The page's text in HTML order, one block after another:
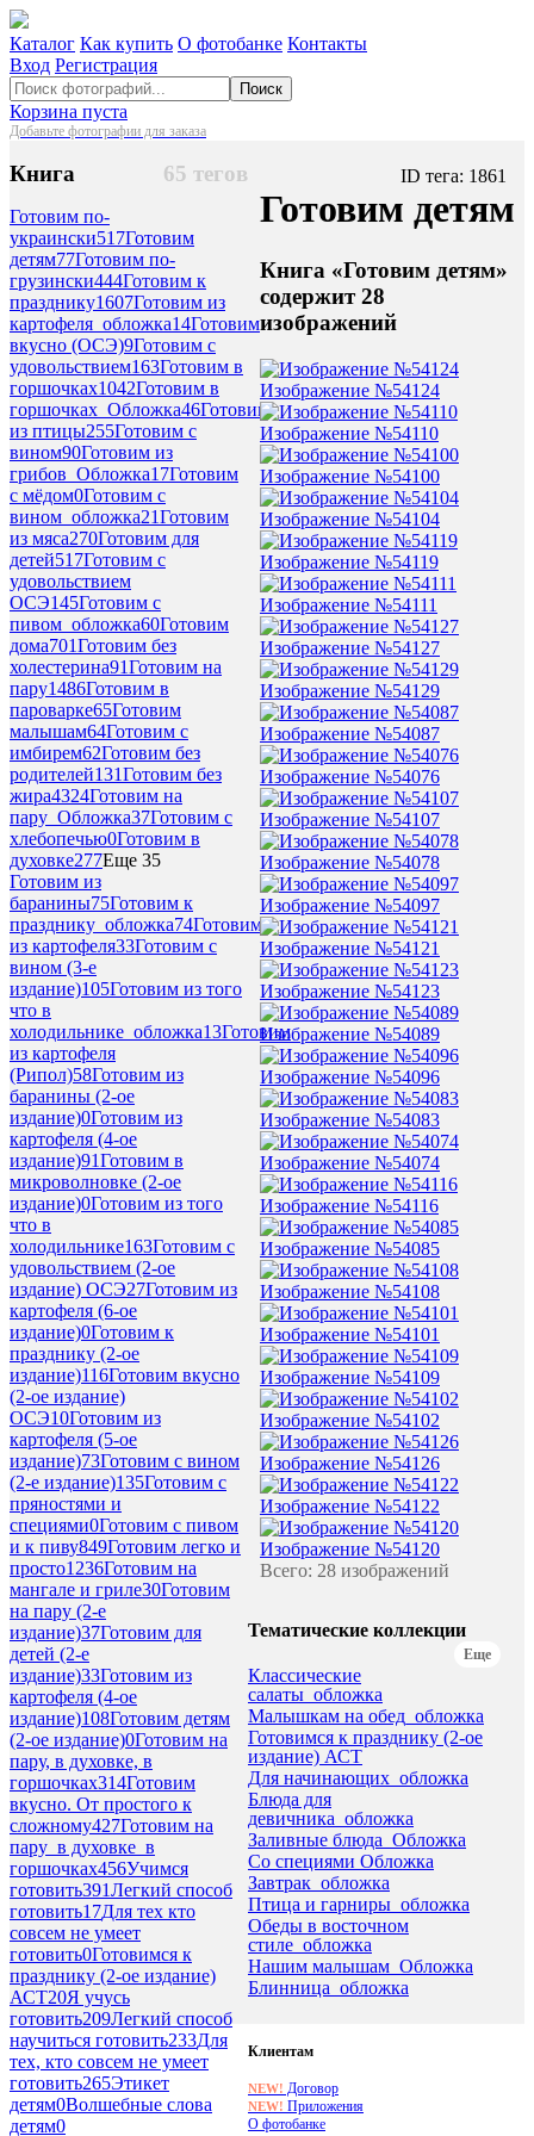
Каталог Как купить О фотобанке Контакты
Вход Регистрация
Поиск
Корзина пуста
Добавьте фотографии для заказа
65 тегов
Книга
Готовим по-
украински517Готовим
детям77Готовим по-
грузински444Готовим к
празднику1607Готовим из
картофеля_обложка14Готовим
вкусно (ОСЭ)9Готовим с
удовольствием163Готовим в
горшочках1042Готовим в
горшочках_Обложка46Готовим
из птицы255Готовим с
вином90Готовим из
грибов_Обложка17Готовим
с мёдом0Готовим с
вином_обложка21Готовим
из мяса270Готовим для
детей517Готовим с
удовольствием
ОСЭ145Готовим с
пивом_обложка60Готовим
дома701Готовим без
холестерина91Готовим на
пару1486Готовим в
пароварке65Готовим
малышам64Готовим с
имбирем62Готовим без
родителей131Готовим без
жира4324Готовим на
пару_Обложка37Готовим с
хлебопечью0Готовим в
духовке277Еще 35
Готовим из
баранины75Готовим к
празднику_обложка74Готовим
из картофеля33Готовим с
вином (3-е
издание)105Готовим из того
что в
холодильнике_обложка13Готовим
из картофеля
(Рипол)58Готовим из
баранины (2-ое
издание)0Готовим из
картофеля (4-ое
издание)91Готовим в
микроволновке (2-ое
издание)0Готовим из того
что в
холодильнике163Готовим с
удовольствием (2-ое
издание) ОСЭ27Готовим из
картофеля (6-ое
издание)0Готовим к
празднику (2-ое
издание)116Готовим вкусно
(2-ое издание)
ОСЭ10Готовим из
картофеля (5-ое
издание)73Готовим с вином
(2-е издание)135Готовим с
пряностями и
специями0Готовим с пивом
и к пиву849Готовим легко и
просто1236Готовим на
мангале и гриле30Готовим
на пару (2-е
издание)37Готовим для
детей (2-е
издание)33Готовим из
картофеля (4-ое
издание)108Готовим детям
(2-ое издание)0Готовим на
пару, в духовке, в
горшочках314Готовим
вкусно. От простого к
сложному427Готовим на
пару_в духовке_в
горшочках456Учимся
готовить391Легкий способ
готовить17Для тех кто
совсем не умеет
готовить0Готовимся к
празднику (2-ое издание)
АСТ20Я учусь
готовить209Легкий способ
научиться готовить233Для
тех, кто совсем не умеет
готовить265Этикет
детям0Волшебные слова
детям0
ID тега: 1861
Готовим детям
Книга «Готовим детям»
содержит 28
изображений
Изображение №54124
Изображение №54110
Изображение №54100
Изображение №54104
Изображение №54119
Изображение №54111
Изображение №54127
Изображение №54129
Изображение №54087
Изображение №54076
Изображение №54107
Изображение №54078
Изображение №54097
Изображение №54121
Изображение №54123
Изображение №54089
Изображение №54096
Изображение №54083
Изображение №54074
Изображение №54116
Изображение №54085
Изображение №54108
Изображение №54101
Изображение №54109
Изображение №54102
Изображение №54126
Изображение №54122
Изображение №54120
Всего: 28 изображений
Тематические коллекции
Еще
Классические
салаты_обложка
Малышкам на обед_обложка
Готовимся к празднику (2-ое
издание) АСТ
Для начинающих_обложка
Блюда для
девичника_обложка
Заливные блюда_Обложка
Со специями Обложка
Завтрак_обложка
Птица и гарниры_обложка
Обеды в восточном
стиле_обложка
Нашим малышам_Обложка
Блинница_обложка
Клиентам
NEW! Договор
NEW! Приложения
О фотобанке